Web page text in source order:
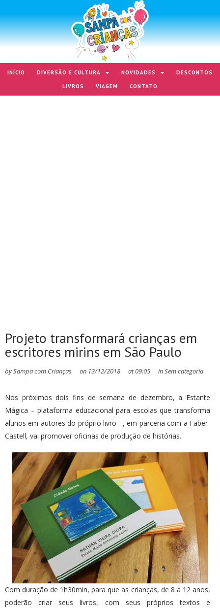
INÍCIO DIVERSÃO E CULTURA NOVIDADES
DESCONTOS
LIVROS
VIAGEM CONTATO
Projeto transformará crianças em
escritores mirins em São Paulo
bySampa com Crianças on 13/12/2018 at09:05 inSem categoria
Nos próximos dois fins de semana de dezembro, a Estante
Mágica – plataforma educacional para escolas que transforma
alunos em autores do próprio livro –, em parceria com a Faber-
Castell, vai promover oficinas de produção de histórias.
Com duração de 1h30min, para que as crianças, de 8 a 12 anos,
poderão criar seus livros, com seus próprios textos e